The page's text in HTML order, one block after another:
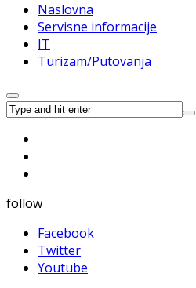
Naslovna
Servisne informacije
IT
Turizam/Putovanja
follow
Facebook
Twitter
Youtube